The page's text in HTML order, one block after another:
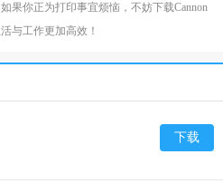
果你正为打印事宜烦恼，不妨下载Cannon
与工作更加高效！
下载